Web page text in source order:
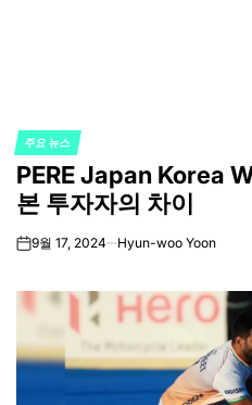
POSTED
IN
주요 뉴스
PERE Japan Korea
본 투자자의 차이
on9월 17, 2024 Hyun-woo Yoon